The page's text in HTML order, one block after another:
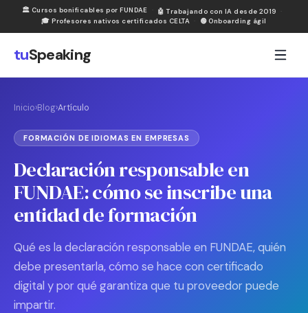
🏛 Cursos bonificables por FUNDAE 🤖 Trabajando con IA desde 2019
🎓 Profesores nativos certificados CELTA 🟢Onboarding ágil
tuSpeaking
Inicio›Blog›Artículo
FORMACIÓN DE IDIOMAS EN EMPRESAS
Declaración responsable en
FUNDAE: cómo se inscribe una
entidad de formación
Qué es la declaración responsable en FUNDAE, quién
debe presentarla, cómo se hace con certificado
digital y por qué garantiza que tu proveedor puede
impartir.